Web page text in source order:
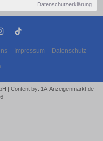
Datenschutzerklärung
Impressum Datenschutz
| Content by: 1A-Anzeigenmarkt.de